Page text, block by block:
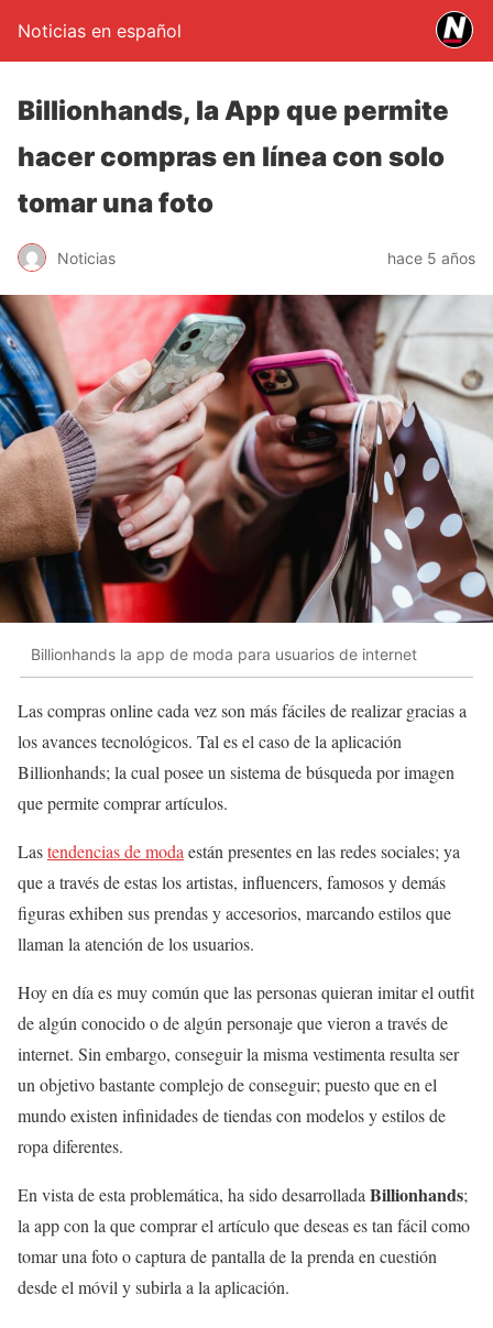
Noticias en español
Billionhands, la App que permite
hacer compras en línea con solo
tomar una foto
Noticias hace 5 años
Billionhands la app de moda para usuarios de internet
Las compras online cada vez son más fáciles de realizar gracias a
los avances tecnológicos. Tal es el caso de la aplicación
Billionhands; la cual posee un sistema de búsqueda por imagen
que permite comprar artículos.
Lastendencias de moda están presentes en las redes sociales; ya
que a través de estas los artistas, influencers, famosos y demás
figuras exhiben sus prendas y accesorios, marcando estilos que
llaman la atención de los usuarios.
Hoy en día es muy común que las personas quieran imitar el outfit
de algún conocido o de algún personaje que vieron a través de
internet. Sin embargo, conseguir la misma vestimenta resulta ser
un objetivo bastante complejo de conseguir; puesto que en el
mundo existen infinidades de tiendas con modelos y estilos de
ropa diferentes.
En vista de esta problemática, ha sido desarrollada Billionhands;
la app con la que comprar el artículo que deseas es tan fácil como
tomar una foto o captura de pantalla de la prenda en cuestión
desde el móvil y subirla a la aplicación.